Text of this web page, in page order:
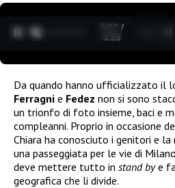
0:27 /
3:35
Da quando hanno ufficializzato il
Ferragni e Fedez non si sono
un trionfo di foto insieme, baci e
compleanni. Proprio in occasione
Chiara ha conosciuto i genitori e la
una passeggiata per le vie di
deve mettere tutto in stand bye
geografica che li divide.